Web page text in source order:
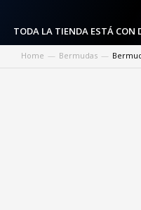
TODA LA TIENDA ESTÁ CON
You are here:
Home Bermudas